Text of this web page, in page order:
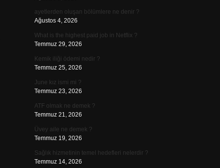
ayetlerden oluşan bölümlere ne denir ?
Ağustos 4, 2026
What is the highest paid job in Netflix ?
Temmuz 29, 2026
Kemik iliği ödemi nedir ?
Temmuz 25, 2026
June kız ismi mi ?
Temmuz 23, 2026
ATF olmak ne demek ?
Temmuz 21, 2026
Üvey aile ne demek ?
Temmuz 19, 2026
Sağlık hizmetinin temel hedefleri nelerdir ?
Temmuz 14, 2026